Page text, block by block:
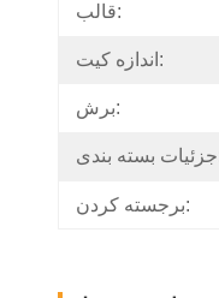
قالب:
اندازه کیت:
برش:
برجسته کردن: